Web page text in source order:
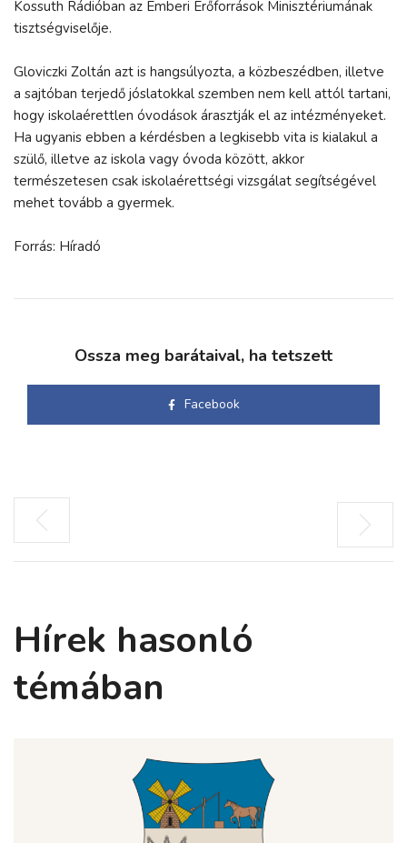
Kossuth Rádióban az Emberi Erőforrások Minisztériumának
tisztségviselője.
Gloviczki Zoltán azt is hangsúlyozta, a közbeszédben, illetve
a sajtóban terjedő jóslatokkal szemben nem kell attól tartani,
hogy iskolaérettlen óvodások árasztják el az intézményeket.
Ha ugyanis ebben a kérdésben a legkisebb vita is kialakul a
szülő, illetve az iskola vagy óvoda között, akkor
természetesen csak iskolaérettségi vizsgálat segítségével
mehet tovább a gyermek.
Forrás: Híradó
Ossza meg barátaival, ha tetszett
Facebook
Hírek hasonló
témában